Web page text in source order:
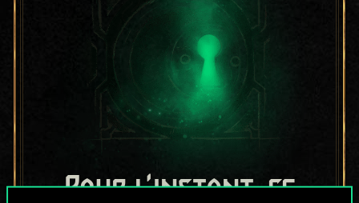
Pour l'instant, ce